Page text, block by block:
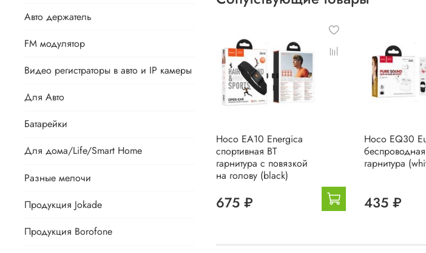
Hoco EA10 Energica
спортивная BT
гарнитура с повязкой
на голову (black)
675 ₽
Hoco EQ30
гарнитура
435 ₽
Авто держатель
FM модулятор
Видео регистраторы в авто и IP камеры
Для Авто
Батарейки
Для дома/Life/Smart Home
Разные мелочи
Продукция Jokade
Продукция Borofone